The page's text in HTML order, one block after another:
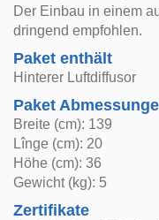
Der Einbau in einem
dringend empfohlen.
Paket enthält
Hinterer Luftdiffusor
Paket
Breite (cm): 139
Lînge (cm): 20
Höhe (cm): 36
Gewicht (kg): 5
Zertifikate